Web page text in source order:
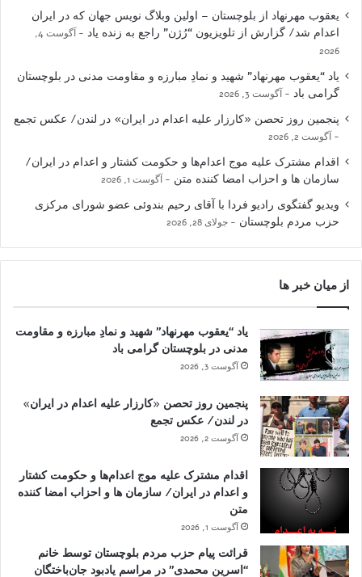
یعقوب مهرنهاد از بلوچستان – اولین وبلاگ نویس جهان که در ایران
اعدام شد/ گزارش از تلویزیون “رُژن” راجع به زنده یاد
آگوست 4,
2026
یاد “یعقوب مهرنهاد” شهید و نمادِ مبارزه و مقاومت مدنی در بلوچستان
گرامی باد
آگوست 3, 2026
پنجمین روز تحصن «کارزار علیه اعدام در ایران» در لندن/ عکس تجمع
آگوست 2, 2026
اقدام مشترک علیه موج اعدام‌ها و حکومت کشتار و اعدام در ایران/
سازمان ها و احزاب امضا کننده متن
آگوست 1, 2026
ویدیو گفتگوی رادیو فردا با آقای رحیم بندوئی عضو شورای مرکزی
حزب مردم بلوچستان
جولای 28, 2026
از میان خبر ها
یاد “یعقوب مهرنهاد” شهید و نمادِ مبارزه و مقاومت
مدنی در بلوچستان گرامی باد
آگوست 3, 2026
پنجمین روز تحصن «کارزار علیه اعدام در ایران»
در لندن/ عکس تجمع
آگوست 2, 2026
اقدام مشترک علیه موج اعدام‌ها و حکومت کشتار
و اعدام در ایران/ سازمان ها و احزاب امضا کننده
متن
آگوست 1, 2026
قرائت پیام حزب مردم بلوچستان توسط خانم
“اسرین محمدی” در مراسم یادبود جان‌باختگان